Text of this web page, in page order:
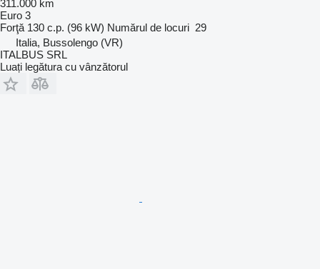
311.000 km
Euro 3
Forţă 130 c.p. (96 kW) Numărul de locuri 29
Italia, Bussolengo (VR)
ITALBUS SRL
Luați legătura cu vânzătorul